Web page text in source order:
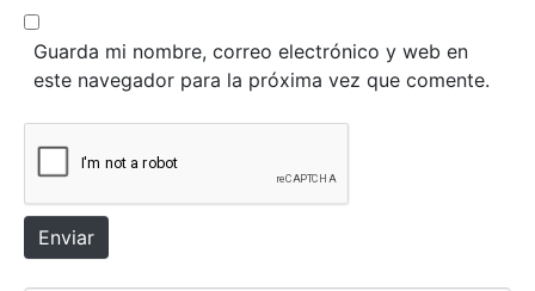
o
e
r
n
t
e
Guarda mi nombre, correo electrónico y web en
este navegador para la próxima vez que comente.
Enviar